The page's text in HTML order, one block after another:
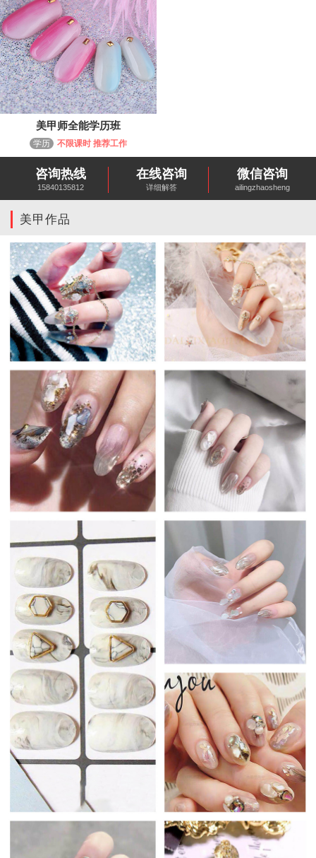
美甲师全能学历班
学历 不限课时 推荐工作
咨询热线
15840135812
在线咨询
详细解答
微信咨询
ailingzhaosheng
美甲作品